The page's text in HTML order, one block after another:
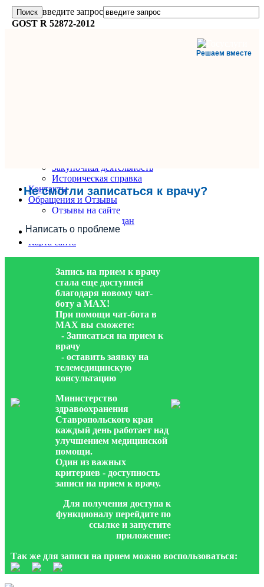
введите запрос
GOST R 52872-2012
Решаем вместе
Не смогли записаться к врачу?
Написать о проблеме
Закупочная деятельность
Историческая справка
Контакты
Обращения и Отзывы
Отзывы на сайте
Обращения граждан
Вопрос-Ответ
Карта сайта
Запись на прием к врачу
стала еще доступней
благодаря новому чат-
боту а МАХ!
При помощи чат-бота в
МАХ вы сможете:
- Записаться на прием к
врачу
- оставить заявку на
телемедицинскую
консультацию
Министерство
здравоохранения
Ставропольского края
каждый день работает над
улучшением медицинской
помощи.
Один из важных
критериев - доступность
записи на прием к врачу.
Для получения доступа к
функционалу перейдите по
ссылке и запустите
приложение:
Так же для записи на прием можно воспользоваться: